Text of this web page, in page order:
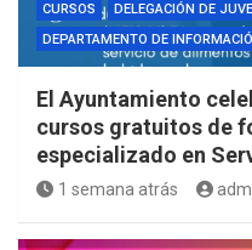
CURSOS
DELEGACIÓN DE
DEPARTAMENTO DE
El Ayuntamiento
cursos gratuitos de
especializado en
1 semana atrás